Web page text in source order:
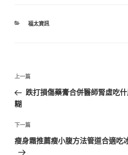
分
福太資訊
文
導
覽
上
一
篇
章
上一篇
跌打損傷藥膏合併醫師腎虛吃
糊
下
一
篇
下一篇
瘦身霜推薦瘦小腹方法管道合適吃